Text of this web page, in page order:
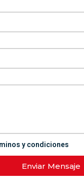
y condiciones
Enviar Mensaje